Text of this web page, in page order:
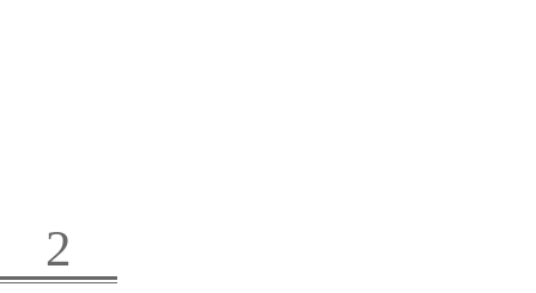
2